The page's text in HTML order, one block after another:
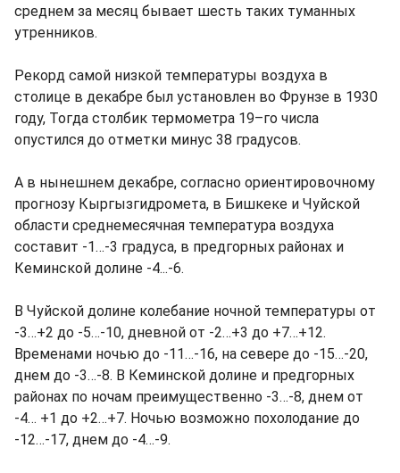
среднем за месяц бывает шесть таких туманных
утренников.
Рекорд самой низкой температуры воздуха в
столице в декабре был установлен во Фрунзе в 1930
году, Тогда столбик термометра 19–го числа
опустился до отметки минус 38 градусов.
А в нынешнем декабре, согласно ориентировочному
прогнозу Кыргызгидромета, в Бишкеке и Чуйской
области среднемесячная температура воздуха
составит -1…-3 градуса, в предгорных районах и
Кеминской долине -4...-6.
В Чуйской долине колебание ночной температуры от
-3…+2 до -5…-10, дневной от -2…+3 до +7…+12.
Временами ночью до -11…-16, на севере до -15…-20,
днем до -3…-8. В Кеминской долине и предгорных
районах по ночам преимущественно -3…-8, днем от
-4… +1 до +2…+7. Ночью возможно похолодание до
-12…-17, днем до -4…-9.